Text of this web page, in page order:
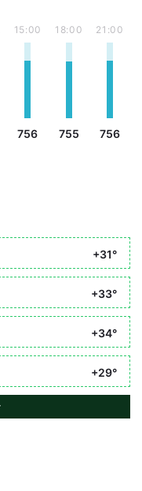
15:00
756
18:00
755
21:00
756
+31°
+33°
+34°
+29°